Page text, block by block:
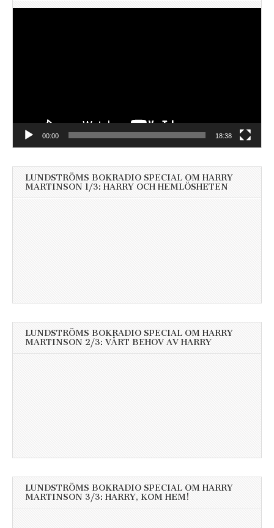
00:00 18:38
LUNDSTRÖMS BOKRADIO SPECIAL OM HARRY
MARTINSON 1/3: HARRY OCH HEMLÖSHETEN
LUNDSTRÖMS BOKRADIO SPECIAL OM HARRY
MARTINSON 2/3: VÅRT BEHOV AV HARRY
LUNDSTRÖMS BOKRADIO SPECIAL OM HARRY
MARTINSON 3/3: HARRY, KOM HEM!